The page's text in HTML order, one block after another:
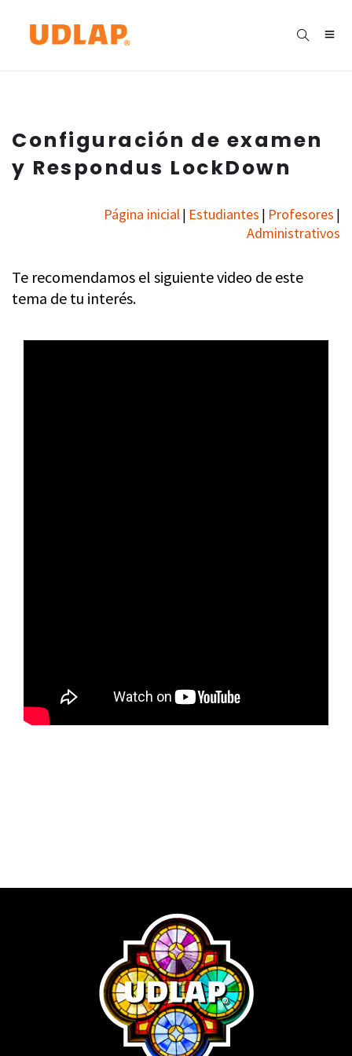
Configuración de examen
y Respondus LockDown
Página inicial| Estudiantes | Profesores |
Administrativos
Te recomendamos el siguiente video de este
tema de tu interés.